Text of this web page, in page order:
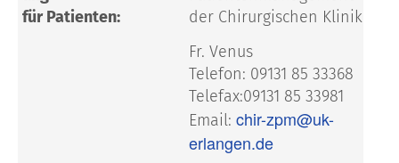
für Patienten:
der Chirurgischen Klinik
Fr. Venus
Telefon: 09131 85 33368
Telefax:09131 85 33981
Email: chir-zpm@uk-
erlangen.de